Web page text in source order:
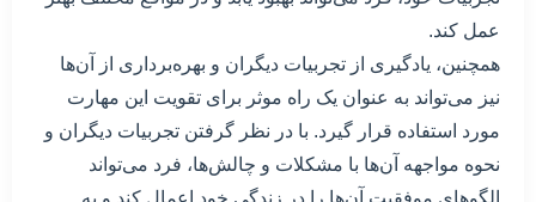
عمل کند.
همچنین، یادگیری از تجربیات دیگران و بهره‌برداری از آن‌ها
نیز می‌تواند به عنوان یک راه موثر برای تقویت این مهارت
مورد استفاده قرار گیرد. با در نظر گرفتن تجربیات دیگران و
نحوه مواجهه آن‌ها با مشکلات و چالش‌ها، فرد می‌تواند
الگوهای موفقیت آن‌ها را در زندگی خود اعمال کند و به